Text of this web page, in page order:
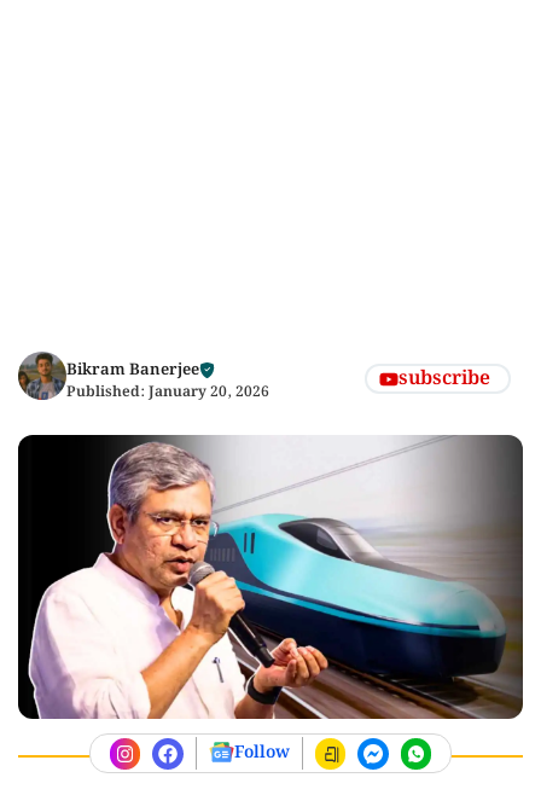
Bikram Banerjee
Published: January 20, 2026 subscribe
Follow